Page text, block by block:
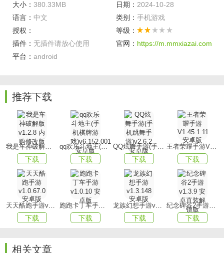
1、对于游戏内的魔兽、功法等系统，玩家应依据性价比合理
配置资源，以实现资源的最优利用。
2、在游戏世界里，玩家将直面来自不同时代的强大敌人，亲
身体验从远古至未来的各种冒险历程。
游戏优势
1、多种技能融会贯通任由玩家自由施展，击败对手赢取更多
装备以武装自身。
2、游戏采用顶尖的人物场景绘制技术，呈现出华美绚丽的酷
炫特效，战斗画面极富视觉冲击力。
3、提供了丰富多彩的玩法模式，玩家可根据个人兴趣爱好挑
选不同的玩法进行挑战，解锁全新内容。
游戏玩法
石等珍贵物品，以获取最大化的经济利益。
大小： 380.33MB 日期： 2024-10-28
语言： 中文 类别： 手机游戏
授权：
等级：
插件： 无插件请放心使用 官网： https://m.mmxiazai.com
平台： android
推荐下载
我是车神破解版v1.2.8 内购修改版
下载
qq欢乐斗地主(手机棋牌游戏)v6.152.001安卓版
下载
QQ炫舞手游(手机跳舞手游)v2.6.2 安卓版
下载
王者荣耀手游V1.45.1.11 安卓版
下载
天天酷跑手游v1.0.67.0安卓版
下载
跑跑卡丁车手游v1.0.10 安卓版
下载
龙族幻想手游v1.3.148 安卓版
下载
纪念碑谷2手游v1.3.9 安卓直装解锁版
下载
相关文章